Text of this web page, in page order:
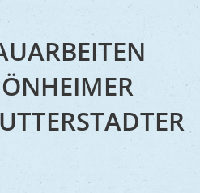
Ukraine
Wahlen
Schulen